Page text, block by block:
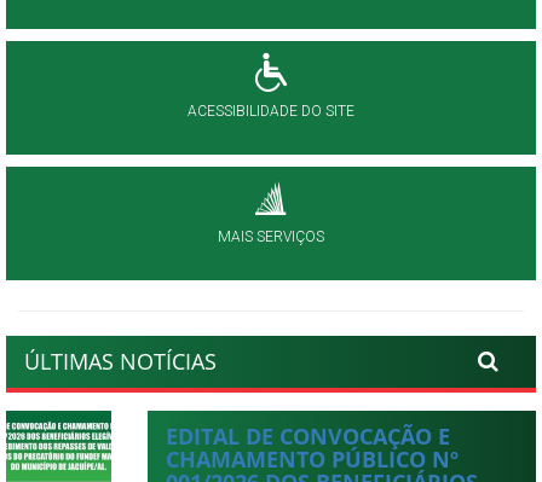
ACESSIBILIDADE DO SITE
MAIS SERVIÇOS
ÚLTIMAS NOTÍCIAS
EDITAL DE CONVOCAÇÃO E
CHAMAMENTO PÚBLICO Nº